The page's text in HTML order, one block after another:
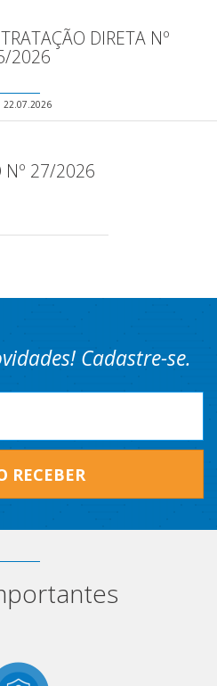
DIRETA Nº
2026
22.07.2026
Nº 27/2026
Cadastre-se.
RECEBER